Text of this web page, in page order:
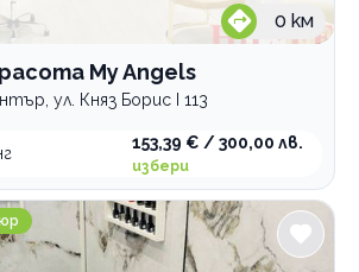
0 км
My Angels
ул. Княз Борис I 113
153,39 € / 300,00 лв.
избери